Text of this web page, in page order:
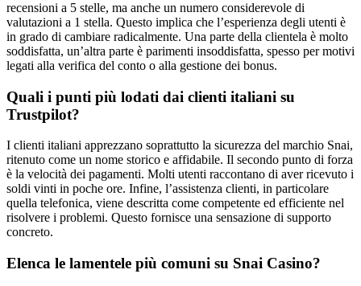
recensioni a 5 stelle, ma anche un numero considerevole di
valutazioni a 1 stella. Questo implica che l’esperienza degli utenti è
in grado di cambiare radicalmente. Una parte della clientela è molto
soddisfatta, un’altra parte è parimenti insoddisfatta, spesso per motivi
legati alla verifica del conto o alla gestione dei bonus.
Quali i punti più lodati dai clienti italiani su
Trustpilot?
I clienti italiani apprezzano soprattutto la sicurezza del marchio Snai,
ritenuto come un nome storico e affidabile. Il secondo punto di forza
è la velocità dei pagamenti. Molti utenti raccontano di aver ricevuto i
soldi vinti in poche ore. Infine, l’assistenza clienti, in particolare
quella telefonica, viene descritta come competente ed efficiente nel
risolvere i problemi. Questo fornisce una sensazione di supporto
concreto.
Elenca le lamentele più comuni su Snai Casino?